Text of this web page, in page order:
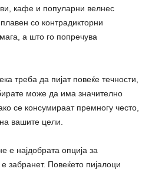
кафе и популарни велнес
со контрадикторни
а што го попречува
треба да пијат повеќе течности,
може да има значително
се консумираат премногу често,
вашите цели.
е најдобрата опција за
забранет. Повеќето пијалоци